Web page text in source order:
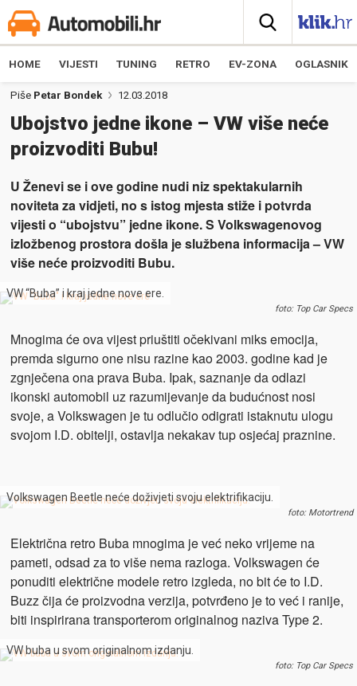
HOME VIJESTI TUNING RETRO EV-ZONA OGLASNIK
Piše Petar Bondek 12.03.2018
Ubojstvo jedne ikone – VW više neće
proizvoditi Bubu!
U Ženevi se i ove godine nudi niz spektakularnih
noviteta za vidjeti, no s istog mjesta stiže i potvrda
vijesti o “ubojstvu” jedne ikone. S Volkswagenovog
izložbenog prostora došla je službena informacija – VW
više neće proizvoditi Bubu.
VW “Buba” i kraj jedne nove ere.
foto: Top Car Specs
Mnogima će ova vijest priuštiti očekivani miks emocija,
premda sigurno one nisu razine kao 2003. godine kad je
zgnječena ona prava Buba. Ipak, saznanje da odlazi
ikonski automobil uz razumijevanje da budućnost nosi
svoje, a Volkswagen je tu odlučio odigrati istaknutu ulogu
svojom I.D. obitelji, ostavlja nekakav tup osjećaj praznine.
Volkswagen Beetle neće doživjeti svoju elektrifikaciju.
foto: Motortrend
Električna retro Buba mnogima je već neko vrijeme na
pameti, odsad za to više nema razloga. Volkswagen će
ponuditi električne modele retro izgleda, no bit će to I.D.
Buzz čija će proizvodna verzija, potvrđeno je to već i ranije,
biti inspirirana transporterom originalnog naziva Type 2.
VW buba u svom originalnom izdanju.
foto: Top Car Specs